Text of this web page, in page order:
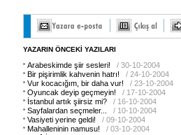
YAZARIN ÖNCEKİ YAZILARI
Arabeskimde şiir sesleri!
/ 30-10-2004
Bir pişirimlik kahvenin hatrı!
/ 24-10-2004
Vur kocacığım, bir daha vur!
/ 23-10-2004
Oyuncak deyip geçmeyin!
/ 17-10-2004
İstanbul artık şiirsiz mi?
/ 16-10-2004
Sayfalardan seçmeler...
/ 10-10-2004
Vasiyeti yerine geldi!
/ 09-10-2004
Mahalleninin namusu!
/ 03-10-2004